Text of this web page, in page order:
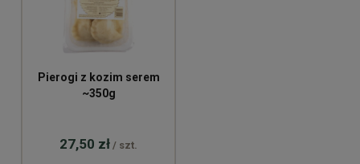
Pierogi z kozim serem
~350g
27,50 zł / szt.